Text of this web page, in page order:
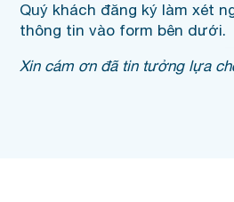
Quý khách đăng ký làm xét
thông tin vào form bên dưới.
Xin cám ơn đã tin tưởng lựa